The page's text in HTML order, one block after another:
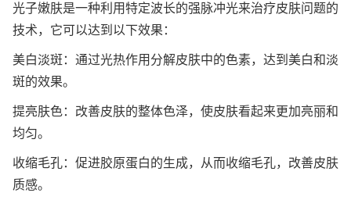
光子嫩肤是一种利用特定波长的强脉冲光来治疗皮肤问题的
技术，它可以达到以下效果：
美白淡斑：通过光热作用分解皮肤中的色素，达到美白和淡
斑的效果。
提亮肤色：改善皮肤的整体色泽，使皮肤看起来更加亮丽和
均匀。
收缩毛孔：促进胶原蛋白的生成，从而收缩毛孔，改善皮肤
质感。